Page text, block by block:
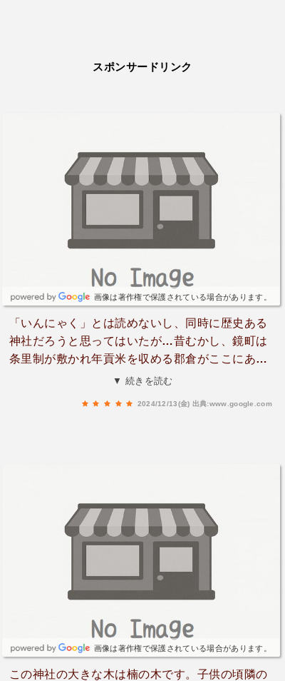
祠の福島神社がある。 との事です。以前ニュース
た。ありがとうございました🙏🏻
スポンサードリンク
画像は著作権で保護されている場合があります。
「いんにゃく」とは読めないし、同時に歴史ある
神社だろうと思ってはいたが…昔むかし、鏡町は
条里制が敷かれ年貢米を収める郡倉がここにあっ
たそうな。「印」は役所が朝廷から預かった公
い鳥居を初めて見た。長崎の神社ではあり得ない
歴史の長さに驚いてしまう。条里制なんて言葉は
諫早まで行かないと聞けないし…御神木がたくさ
▼ 続きを読む
2024/12/13(金) 出典:www.google.com
画像は著作権で保護されている場合があります。
この神社の大きな木は楠の木です。子供の頃隣の